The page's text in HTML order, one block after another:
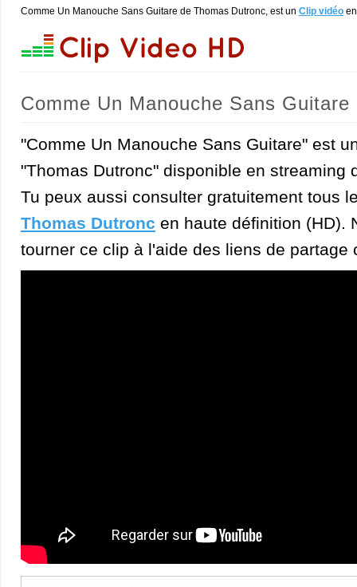
Comme Un Manouche Sans Guitare de Thomas Dutronc, est un Clip vidéo
Comme Un Manouche Sans
"Comme Un Manouche Sans Guitare" est
"Thomas Dutronc" disponible en streaming
Tu peux aussi consulter gratuitement tous
Thomas Dutronc en haute définition (HD).
tourner ce clip à l'aide des liens de partage